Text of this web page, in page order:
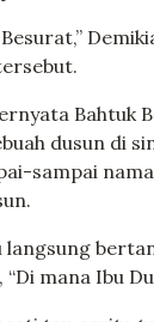
Bahtuk
dusun di
sampai
langsung
mana Ibu